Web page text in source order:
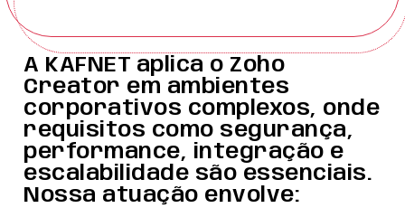
A KAFNET aplica o Zoho
Creator em ambientes
corporativos complexos, onde
requisitos como segurança,
performance, integração e
escalabilidade são essenciais.
Nossa atuação envolve: